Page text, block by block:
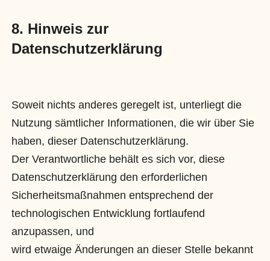
8. Hinweis zur
Datenschutzerklärung
Soweit nichts anderes geregelt ist, unterliegt die
Nutzung sämtlicher Informationen, die wir über Sie
haben, dieser Datenschutzerklärung.
Der Verantwortliche behält es sich vor, diese
Datenschutzerklärung den erforderlichen
Sicherheitsmaßnahmen entsprechend der
technologischen Entwicklung fortlaufend
anzupassen, und
wird etwaige Änderungen an dieser Stelle bekannt